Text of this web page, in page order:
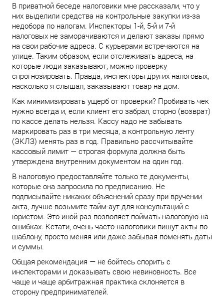
В приватной беседе налоговики мне рассказали, что у
них выделили средства на контрольные закупки из-за
недобора по налогам. Инспекторы 1-й, 5-й и 7-й
налоговых не заморачиваются и делают заказы прямо
на свои рабочие адреса. С курьерами встречаются на
улице. Таким образом, если отслеживать адреса, на
которые люди заказывают, можно проверку
спрогнозировать. Правда, инспекторы других налоговых,
насколько я слышал, заказывают товар на дом.
Как минимизировать ущерб от проверки? Пробивать чек
нужно всегда и, если клиент его забрал, сторно (возврат)
по кассе делать нельзя. Кассу надо не забывать
маркировать раз в три месяца, а контрольную ленту
(ЭКЛЗ) менять раз в год. Правильно рассчитывайте
кассовый лимит — строгая формула должна быть
утверждена внутренним документом на один год.
В налоговую предоставляйте только те документы,
которые она запросила по предписанию. Не
подписывайте никаких объяснений сразу при вручении
акта, лучше возьмите тайм-аут для консультаций с
юристом. Это иной раз позволяет поймать налоговую на
ошибках. Кстати, очень часто налоговики пишут акты по
шаблону, просто меняя или даже забывая поменять даты
и суммы.
Общая рекомендация — не бойтесь спорить с
инспекторами и доказывать свою невиновность. Все
чаще и чаще арбитражная практика склоняется в
сторону предпринимателей.